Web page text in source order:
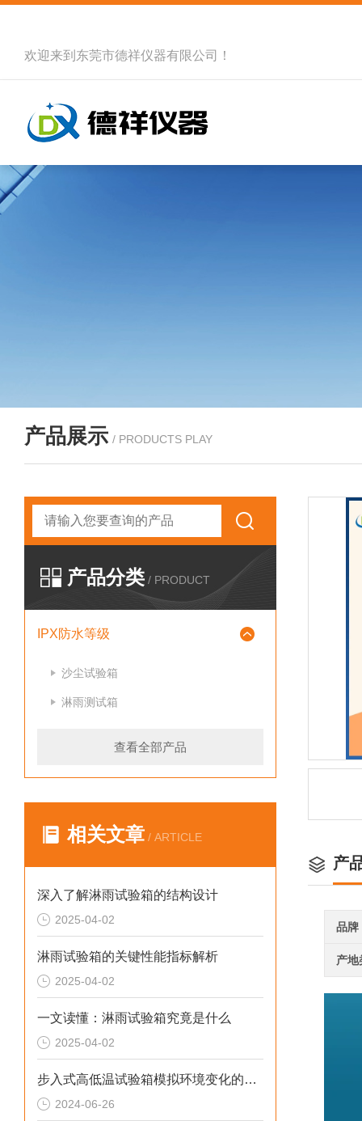
欢迎来到 东莞市德祥仪器有限公司 ！
产品展示 / PRODUCTS PLAY
产品分类 / PRODUCT
IPX防水等级
沙尘试验箱
淋雨测试箱
查看全部产品
相关文章 / ARTICLE
深入了解淋雨试验箱的结构设计
2025-04-02
淋雨试验箱的关键性能指标解析
2025-04-02
一文读懂：淋雨试验箱究竟是什么
2025-04-02
步入式高低温试验箱模拟环境变化的科研设备
2024-06-26
产
品牌
产地